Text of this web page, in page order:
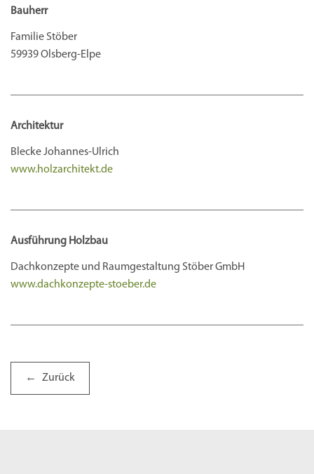
Bauherr
Familie Stöber
59939 Olsberg-Elpe
Architektur
Blecke Johannes-Ulrich
www.holzarchitekt.de
Ausführung Holzbau
Dachkonzepte und Raumgestaltung Stöber GmbH
www.dachkonzepte-stoeber.de
Zurück